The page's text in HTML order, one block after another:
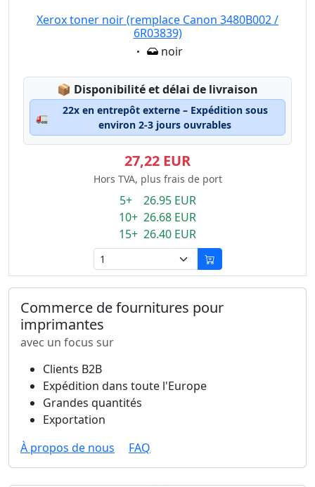
Xerox toner noir (remplace Canon 3480B002 /
6R03839)
Eigenschaft:
noir
📦 Lagerstatus:
Disponibilité et délai de livraison
🚛
22x en entrepôt externe – Expédition sous
environ 2-3 jours ouvrables
27,22 EUR
Hors TVA, plus frais de port
5+ 26.95 EUR
10+ 26.68 EUR
15+ 26.40 EUR
Commerce de fournitures pour
imprimantes
avec un focus sur
Clients B2B
Expédition dans toute l'Europe
Grandes quantités
Exportation
À propos de nous
FAQ